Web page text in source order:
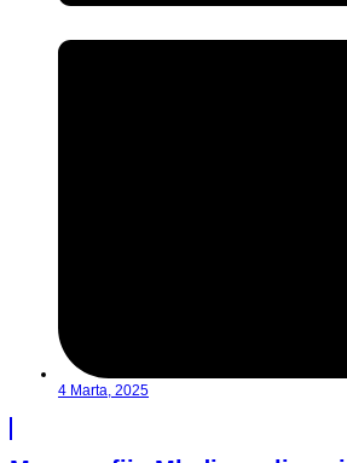
4 Marta, 2025